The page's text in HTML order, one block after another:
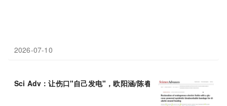
2026-07-10
Sci Adv：让伤口"自己发电"，欧阳涵/陈春英/李舟开发葡萄糖驱